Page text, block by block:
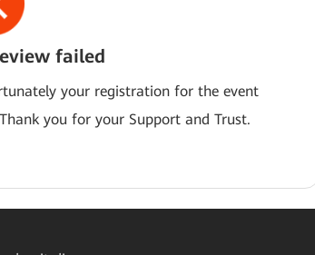
failed
your registration for the event
you for your Support and Trust.